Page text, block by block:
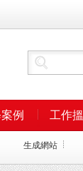
例 工作
生成網站